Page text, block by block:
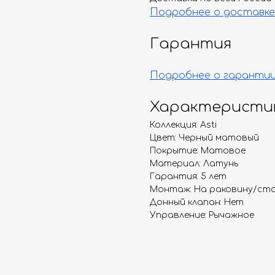
Подробнее о доставке
Гарантия
Подробнее о гарантии
Коллекция: Asti
Цвет: Черный матовый
Покрытие: Матовое
Материал: Латунь
Гарантия: 5 лет
Монтаж: На раковину/
Донный клапан: Нет
Управление: Рычажное